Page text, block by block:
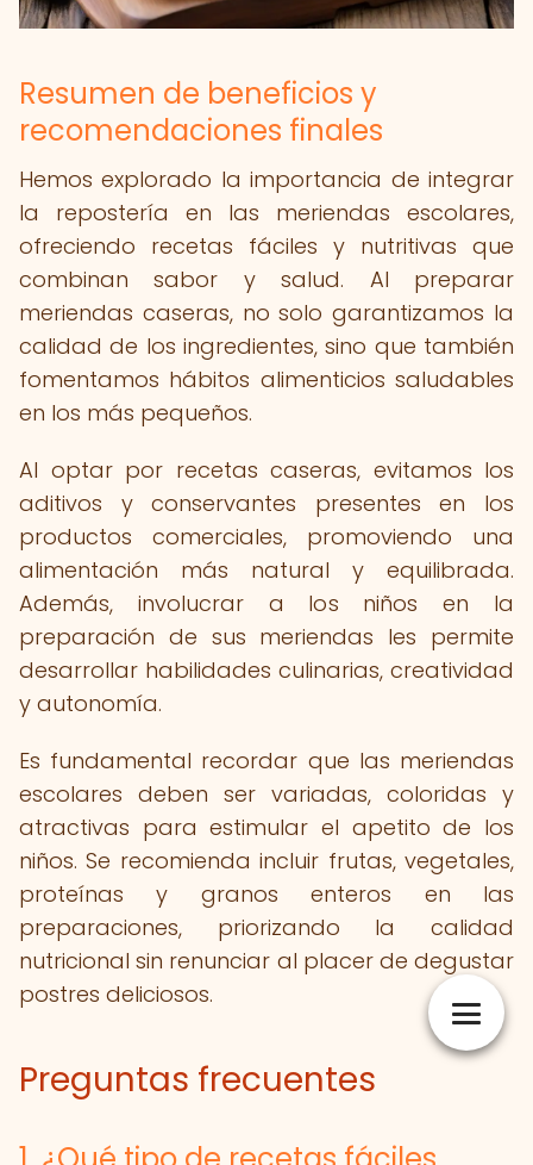
Resumen de beneficios y
recomendaciones finales
Hemos explorado la importancia de integrar
la repostería en las meriendas escolares,
ofreciendo recetas fáciles y nutritivas que
combinan sabor y salud. Al preparar
meriendas caseras, no solo garantizamos la
calidad de los ingredientes, sino que también
fomentamos hábitos alimenticios saludables
en los más pequeños.
Al optar por recetas caseras, evitamos los
aditivos y conservantes presentes en los
productos comerciales, promoviendo una
alimentación más natural y equilibrada.
Además, involucrar a los niños en la
preparación de sus meriendas les permite
desarrollar habilidades culinarias, creatividad
y autonomía.
Es fundamental recordar que las meriendas
escolares deben ser variadas, coloridas y
atractivas para estimular el apetito de los
niños. Se recomienda incluir frutas, vegetales,
proteínas y granos enteros en las
preparaciones, priorizando la calidad
nutricional sin renunciar al placer de degustar
postres deliciosos.
Preguntas frecuentes